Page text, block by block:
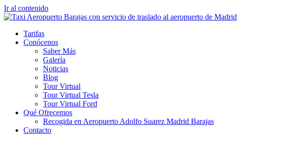
Ir al contenido
Tarifas
Conócenos
Saber Más
Galería
Noticias
Blog
Tour Virtual
Tour Virtual Tesla
Tour Virtual Ford
Qué Ofrecemos
Recogida en Aeropuerto Adolfo Suarez Madrid Barajas
Contacto